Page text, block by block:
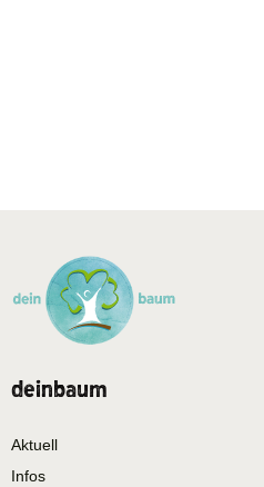
deinbaum
Aktuell
Infos